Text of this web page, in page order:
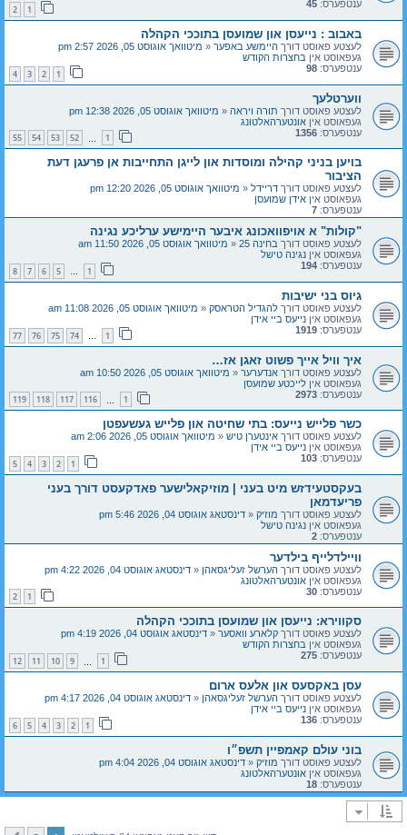
ענטפערס: 45
1
2
באבוב : נייעסן און שמועסן בתוככי הקהלה
לעצטע פאוסט דורך היימשע באפער « מיטוואך אוגוסט 05, 2026 2:57 pm
געפאוסט אין בחצרות הקודש
ענטפערס: 98
1
2
3
4
ווערטלעך
לעצטע פאוסט דורך תורה ויראה « מיטוואך אוגוסט 05, 2026 12:38 pm
געפאוסט אין אונטערהאלטונג
ענטפערס: 1356
1
52
53
54
55
בויען בניני קהילה ומוסדות און לייגן התחייבות אן פרעגן דעת
הציבור
לעצטע פאוסט דורך דריידל « מיטוואך אוגוסט 05, 2026 12:20 pm
געפאוסט אין אידן שמועסן
ענטפערס: 7
"קולות" א אויפוואכונג איבער היימישע ערליכע נגינה
לעצטע פאוסט דורך בחינה 25 « מיטוואך אוגוסט 05, 2026 11:50 am
געפאוסט אין נגינה טישל
ענטפערס: 194
1
…
5
6
7
8
גיוס בני ישיבות
לעצטע פאוסט דורך להגדיל הטראסק « מיטוואך אוגוסט 05, 2026 11:08 am
געפאוסט אין נייעס ביי אידן
ענטפערס: 1919
1
…
74
75
76
77
איך וויל אייך פשוט זאגן אז…
לעצטע פאוסט דורך אנדערער « מיטוואך אוגוסט 05, 2026 10:50 am
געפאוסט אין לייכטע שמועסן
ענטפערס: 2973
1
116
117
118
119
כשר פלייש נייעס: בתי שחיטה און פלייש געשעפטן
לעצטע פאוסט דורך אינטערן טיש « מיטוואך אוגוסט 05, 2026 2:06 am
געפאוסט אין נייעס ביי אידן
ענטפערס: 103
1
2
3
4
5
בעקסטעידזש מיט בעני | מוזיקאלישער פאדקעסט דורך בעני
פריעדמאן
לעצטע פאוסט דורך מוזיק « דינסטאג אוגוסט 04, 2026 5:46 pm
געפאוסט אין נגינה טישל
ענטפערס: 2
וויילדלייף בילדער
לעצטע פאוסט דורך הערשל זעליגסאהן « דינסטאג אוגוסט 04, 2026 4:22 pm
געפאוסט אין אונטערהאלטונג
ענטפערס: 30
1
2
סקווירא: נייעסן און שמועסן בתוככי הקהלה
לעצטע פאוסט דורך קלארע וואסער « דינסטאג אוגוסט 04, 2026 4:19 pm
געפאוסט אין בחצרות הקודש
ענטפערס: 275
1
9
10
11
12
עסן באקסעס און אלעס ארום
לעצטע פאוסט דורך הערשל זעליגסאהן « דינסטאג אוגוסט 04, 2026 4:17 pm
געפאוסט אין נייעס ביי אידן
ענטפערס: 136
1
2
3
4
5
6
בוני עולם קאמפיין תשפ״ו
לעצטע פאוסט דורך מוזיק « דינסטאג אוגוסט 04, 2026 4:04 pm
געפאוסט אין אונטערהאלטונג
ענטפערס: 18